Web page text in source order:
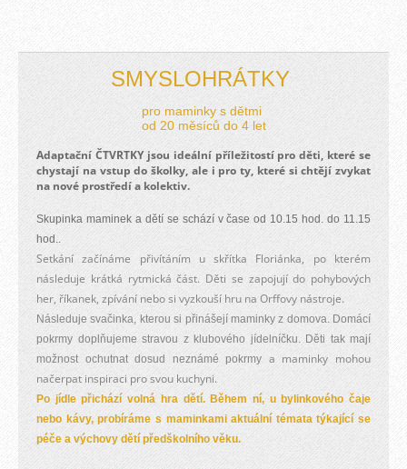
SMYSLOHRÁTKY
pro maminky s dětmi
od 20 měsíců do 4 let
Adaptační ČTVRTKY jsou ideální příležitostí pro děti, které se
chystají na vstup do školky, ale i pro ty, které si chtějí zvykat
na nové prostředí a kolektiv.
Skupinka maminek a dětí se schází v čase od 10.15 hod. do 11.15
hod..
Setkání začínáme přivítáním u skřítka Floriánka, po kterém
následuje krátká rytmická část. Děti se zapojují do pohybových
her, říkanek, zpívání nebo si vyzkouší hru na Orffovy nástroje.
Následuje svačinka, kterou si přinášejí maminky z domova. Domácí
pokrmy doplňujeme stravou z klubového jídelníčku. Děti tak mají
možnost ochutnat dosud neznámé pokrmy a maminky mohou
načerpat inspiraci pro svou kuchyni.
Po jídle přichází volná hra dětí. Během ní, u bylinkového čaje
nebo kávy, probíráme s maminkami aktuální témata týkající se
péče a výchovy dětí předškolního věku.